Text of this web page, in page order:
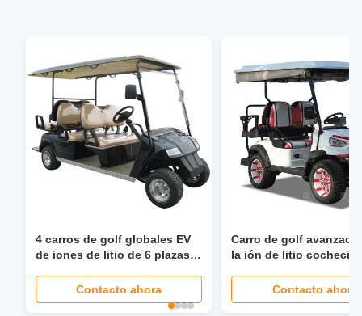
4 carros de golf globales EV
de iones de litio de 6 plazas
Mph, asiento plegable, faro
LCD, pantalla LED
Contacto ahora
Carro de golf avanzado
la ión de litio
personalizadoContacto ahora